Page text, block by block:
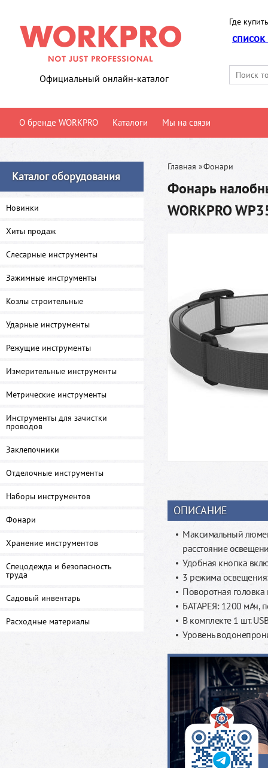
Официальный онлайн-каталог
Где
О бренде WORKPRO Каталоги Мы на связи
Каталог оборудования
Новинки
Хиты продаж
Слесарные инструменты
Зажимные инструменты
Козлы строительные
Ударные инструменты
Режущие инструменты
Измерительные инструменты
Метрические инструменты
Инструменты для зачистки
проводов
Заклепочники
Отделочные инструменты
Наборы инструментов
Фонари
Хранение инструментов
Спецодежда и безопасность
труда
Садовый инвентарь
Расходные материалы
Главная »Фонари
Фонарь
WORKPRO
ОПИСАНИЕ
Максимальный
расстояние
Удобная кнопка
3 режима
Поворотная головка
БАТАРЕЯ: 1200 мАч,
В комплекте 1 шт.
Уровень